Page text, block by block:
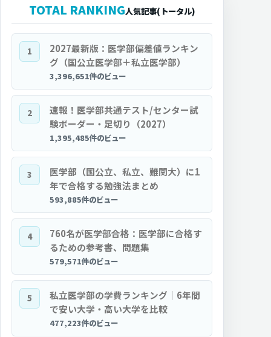
TOTAL RANKING人気記事(トータル)
1
2027最新版：医学部偏差値ランキン
グ（国公立医学部＋私立医学部）
3,396,651件のビュー
2
速報！医学部共通テスト/センター試
験ボーダー・足切り（2027）
1,395,485件のビュー
3
医学部（国公立、私立、難関大）に1
年で合格する勉強法まとめ
593,885件のビュー
4
760名が医学部合格：医学部に合格す
るための参考書、問題集
579,571件のビュー
5
私立医学部の学費ランキング｜6年間
で安い大学・高い大学を比較
477,223件のビュー